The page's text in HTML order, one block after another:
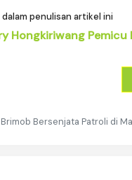
penulisan artikel ini
Hongkiriwang
Brimob Bersenjata Patroli di